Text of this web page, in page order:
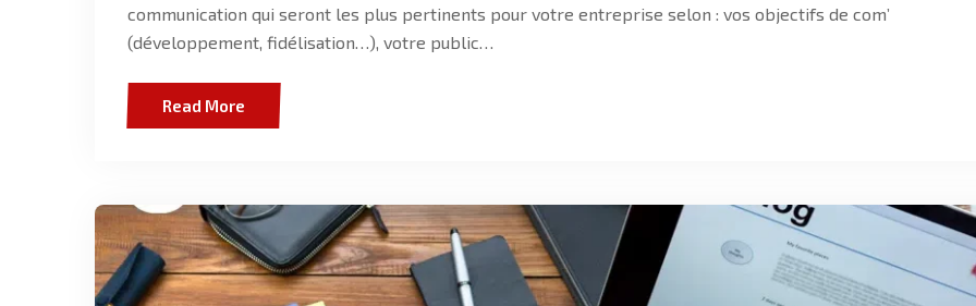
communication qui seront les plus pertinents pour votre entreprise selon : vos objectifs de com’
(développement, fidélisation…), votre public…
Read More